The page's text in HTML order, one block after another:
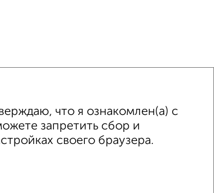
Сайт-доска объявлений недвижимости
что я ознакомлен(а) с
запретить сбор и
своего браузера.